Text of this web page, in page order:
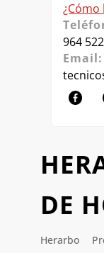
DE
Herarbo
¿Cómo
964
Email: